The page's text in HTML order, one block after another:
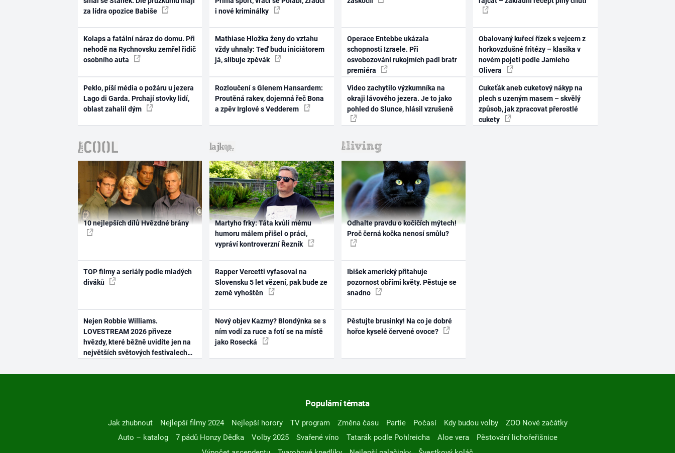
za lídra opozice Babiše
Kolaps a fatální náraz do domu. Při
nehodě na Rychnovsku zemřel řidič
osobního auta
Peklo, píší média o požáru u jezera
Lago di Garda. Prchají stovky lidí,
oblast zahalil dým
i nové kriminálky
Mathiase Hložka ženy do vztahu
vždy uhnaly: Teď budu iniciátorem
já, slibuje zpěvák
Rozloučení s Glenem Hansardem:
Proutěná rakev, dojemná řeč Bona
a zpěv Irglové s Vedderem
Operace Entebbe ukázala
schopnosti Izraele. Při
osvobozování rukojmích padl bratr
premiéra
Video zachytilo výzkumníka na
okraji lávového jezera. Je to jako
pohled do Slunce, hlásil vzrušeně
Obalovaný kuřecí řízek s vejcem z
horkovzdušné fritézy – klasika v
novém pojetí podle Jamieho
Olivera
Cukeťák aneb cuketový nákyp na
plech s uzeným masem – skvělý
způsob, jak zpracovat přerostlé
cukety
10 nejlepších dílů Hvězdné brány
TOP filmy a seriály podle mladých
diváků
Nejen Robbie Williams.
LOVESTREAM 2026 přiveze
hvězdy, které běžně uvidíte jen na
největších světových festivalech
Martyho frky: Táta kvůli mému
humoru málem přišel o práci,
vypráví kontroverzní Řezník
Rapper Vercetti vyfasoval na
Slovensku 5 let vězení, pak bude ze
země vyhoštěn
Nový objev Kazmy? Blondýnka se s
ním vodí za ruce a fotí se na místě
jako Rosecká
Odhalte pravdu o kočičích mýtech!
Proč černá kočka nenosí smůlu?
Ibišek americký přitahuje
pozornost obřími květy. Pěstuje se
snadno
Pěstujte brusinky! Na co je dobré
hořce kyselé červené ovoce?
Populární témata
Jak zhubnout Nejlepší filmy 2024 Nejlepší horory TV program Změna času Partie Počasí Kdy budou volby
ZOO Nové začátky
Auto – katalog
7 pádů Honzy Dědka Volby 2025 Svařené víno Tatarák podle Pohlreicha Aloe vera
Pěstování lichořeřišnice